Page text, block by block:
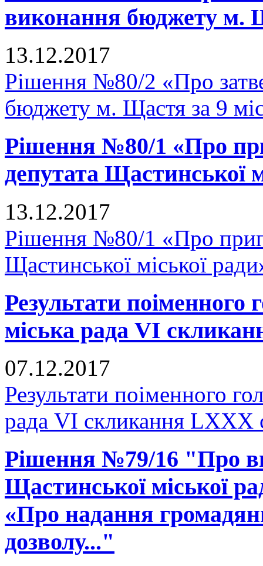
виконання бюджету м.
13.12.2017
Рішення №80/2 «Про
бюджету м. Щастя за 9
Рішення №80/1 «Про
депутата Щастинської
13.12.2017
Рішення №80/1 «Про
Щастинської міської
Результати
міська рада VI
07.12.2017
Результати поіменного
рада VI скликання LXXX
Рішення №79/16 "Про
Щастинської міської
«Про надання
дозволу..."